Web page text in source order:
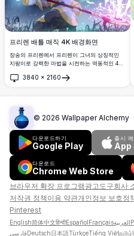
프리렌 배틀 매직 4K 배경화면
장송의 프리렌에서 프리렌이 그녀의 상징적인
지팡이로 강력한 마법을 시전하는 역동적인 4K
에서 찬란한 마법 에너지를 방출하며, 놀라운 울
3840 × 2160
열기
© 2026 Wallpaper Alchemy
다운로드하기
Google Play
출시 예
App
다운로드
Chrome Web Store
브라우저 확장 프로그램광고 도구회사
저작권 정책이용 약관개인정보 보호정
Pinterest
English简体中文हिन्दीEspañolFrançaisالعربية
فارسیDeutsch日本語TürkçeTiếng Việtதமிழ்